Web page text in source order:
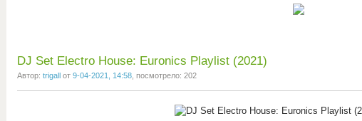
DJ Set Electro House: Euronics Playlist (2021)
Автор: trigall от 9-04-2021, 14:58 , посмотрело: 202